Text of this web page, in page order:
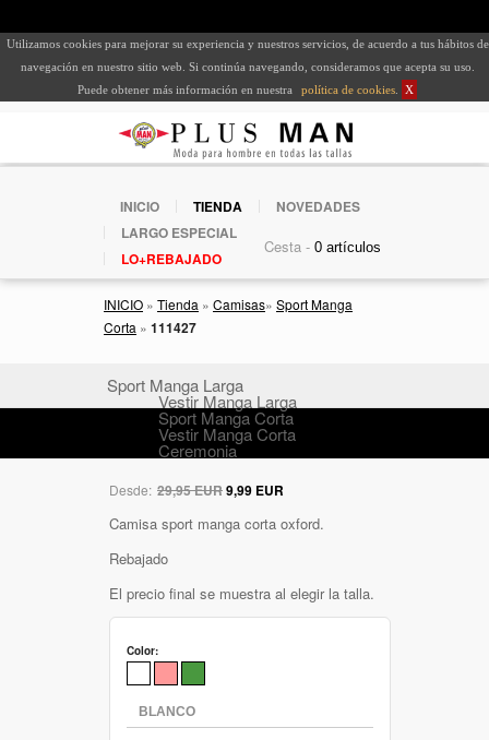
Utilizamos cookies para mejorar su experiencia y nuestros servicios, de acuerdo a tus hábitos de
navegación en nuestro sitio web. Si continúa navegando, consideramos que acepta su uso.
Puede obtener más información en nuestra
política de cookies X
INICIO TIENDA
NOVEDADES
LARGO ESPECIAL
LO+REBAJADO
Cesta -
INICIO » Tienda » Camisas» Sport Manga
Corta » 111427
Sport Manga Larga
Vestir Manga Larga
Sport Manga Corta
Vestir Manga Corta
Ceremonia
Desde: 29,95 EUR9,99 EUR
Camisa sport manga corta oxford.
Rebajado
El precio final se muestra al elegir la talla.
Color: